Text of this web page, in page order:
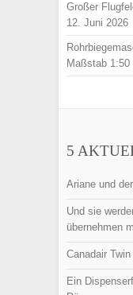
Großer
12. Juni 2026
Maßstab 1:50
5
Ariane und
Und sie
übernehmen
Canadair
Ein